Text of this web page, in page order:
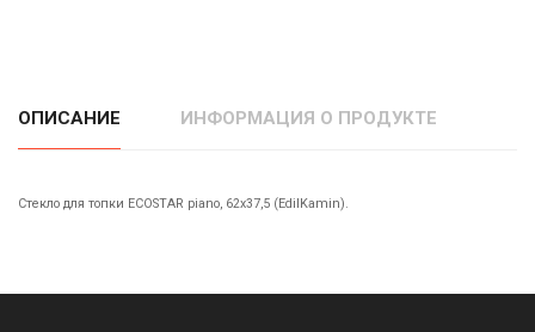
ОПИСАНИЕ ИНФОРМАЦИЯ О ПРОДУКТЕ
Стекло для топки ECOSTAR piano, 62x37,5 (EdilKamin).